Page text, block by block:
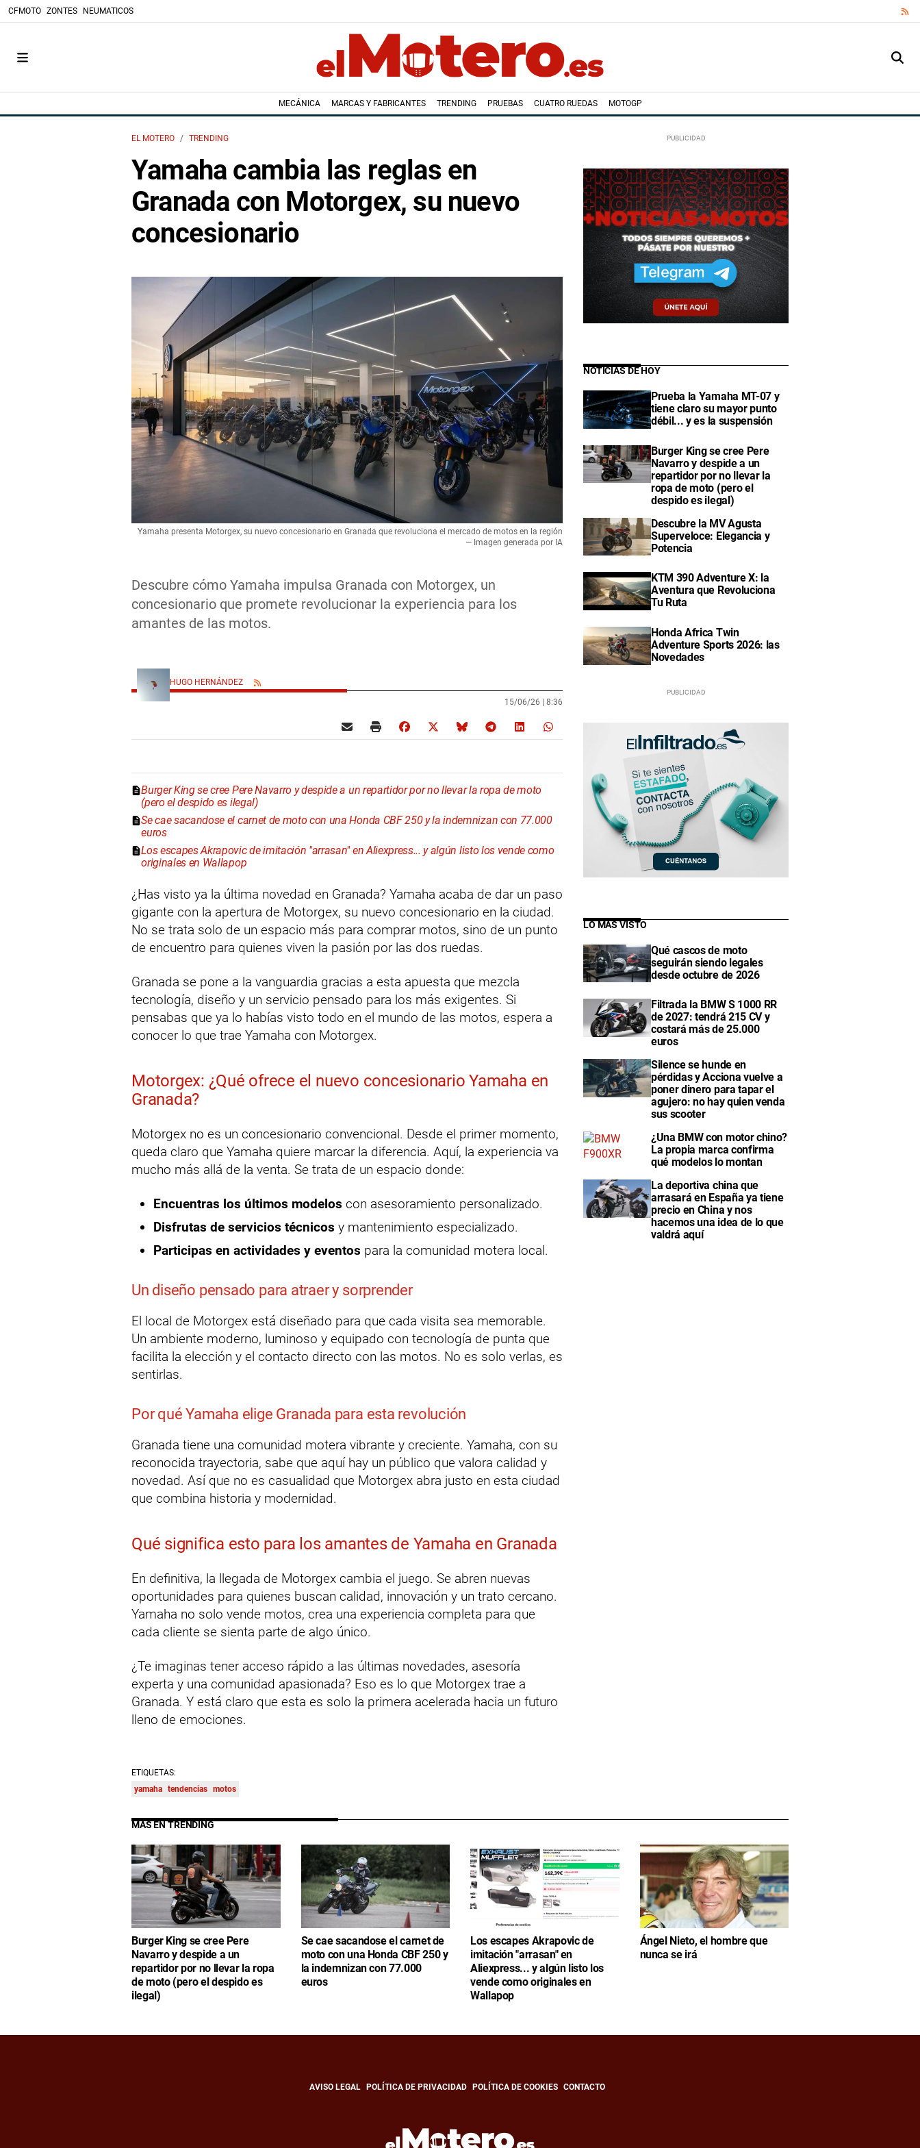
CFMOTO ZONTES NEUMATICOS
MECÁNICA MARCAS Y FABRICANTES TRENDING PRUEBAS CUATRO RUEDAS MOTOGP
EL MOTERO TRENDING
Yamaha cambia las reglas en
Granada con Motorgex, su nuevo
concesionario
Descubre cómo Yamaha impulsa Granada con Motorgex, un
concesionario que promete revolucionar la experiencia para los
amantes de las motos.
Yamaha presenta Motorgex, su nuevo concesionario en Granada que revoluciona el mercado de motos en la región
— Imagen generada por IA
HUGO HERNÁNDEZ
15/06/26 | 8:36
Burger King se cree Pere Navarro y despide a un repartidor por no llevar la ropa de moto
(pero el despido es ilegal)
Se cae sacandose el carnet de moto con una Honda CBF 250 y la indemnizan con 77.000
euros
Los escapes Akrapovic de imitación "arrasan" en Aliexpress... y algún listo los vende como
originales en Wallapop
¿Has visto ya la última novedad en Granada? Yamaha acaba de dar un paso
gigante con la apertura de Motorgex, su nuevo concesionario en la ciudad.
No se trata solo de un espacio más para comprar motos, sino de un punto
de encuentro para quienes viven la pasión por las dos ruedas.
Granada se pone a la vanguardia gracias a esta apuesta que mezcla
tecnología, diseño y un servicio pensado para los más exigentes. Si
pensabas que ya lo habías visto todo en el mundo de las motos, espera a
conocer lo que trae Yamaha con Motorgex.
Motorgex: ¿Qué ofrece el nuevo concesionario Yamaha en
Granada?
Motorgex no es un concesionario convencional. Desde el primer momento,
queda claro que Yamaha quiere marcar la diferencia. Aquí, la experiencia va
mucho más allá de la venta. Se trata de un espacio donde:
Encuentras los últimos modelos con asesoramiento personalizado.
Disfrutas de servicios técnicos y mantenimiento especializado.
Participas en actividades y eventos para la comunidad motera local.
Un diseño pensado para atraer y sorprender
El local de Motorgex está diseñado para que cada visita sea memorable.
Un ambiente moderno, luminoso y equipado con tecnología de punta que
facilita la elección y el contacto directo con las motos. No es solo verlas, es
sentirlas.
Por qué Yamaha elige Granada para esta revolución
Granada tiene una comunidad motera vibrante y creciente. Yamaha, con su
reconocida trayectoria, sabe que aquí hay un público que valora calidad y
novedad. Así que no es casualidad que Motorgex abra justo en esta ciudad
que combina historia y modernidad.
Qué significa esto para los amantes de Yamaha en Granada
En definitiva, la llegada de Motorgex cambia el juego. Se abren nuevas
oportunidades para quienes buscan calidad, innovación y un trato cercano.
Yamaha no solo vende motos, crea una experiencia completa para que
cada cliente se sienta parte de algo único.
¿Te imaginas tener acceso rápido a las últimas novedades, asesoría
experta y una comunidad apasionada? Eso es lo que Motorgex trae a
Granada. Y está claro que esta es solo la primera acelerada hacia un futuro
lleno de emociones.
ETIQUETAS:
yamaha tendencias motos
NOTICIAS DE HOY
Prueba la Yamaha MT-07 y
tiene claro su mayor punto
débil... y es la suspensión
Burger King se cree Pere
Navarro y despide a un
repartidor por no llevar la
ropa de moto (pero el
despido es ilegal)
Descubre la MV Agusta
Superveloce: Elegancia y
Potencia
KTM 390 Adventure X: la
Aventura que Revoluciona
Tu Ruta
Honda Africa Twin
Adventure Sports 2026: las
Novedades
LO MÁS VISTO
Qué cascos de moto
seguirán siendo legales
desde octubre de 2026
Filtrada la BMW S 1000 RR
de 2027: tendrá 215 CV y
costará más de 25.000
euros
Silence se hunde en
pérdidas y Acciona vuelve a
poner dinero para tapar el
agujero: no hay quien venda
sus scooter
¿Una BMW con motor chino?
La propia marca confirma
qué modelos lo montan
La deportiva china que
arrasará en España ya tiene
precio en China y nos
hacemos una idea de lo que
valdrá aquí
MÁS EN TRENDING
Burger King se cree Pere
Navarro y despide a un
repartidor por no llevar la ropa
de moto (pero el despido es
ilegal)
Se cae sacandose el carnet de
moto con una Honda CBF 250 y
la indemnizan con 77.000
euros
Los escapes Akrapovic de
imitación "arrasan" en
Aliexpress... y algún listo los
vende como originales en
Wallapop
Ángel Nieto, el hombre que
nunca se irá
AVISO LEGAL POLÍTICA DE PRIVACIDAD POLÍTICA DE COOKIES CONTACTO